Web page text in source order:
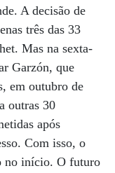
A decisão de
três das 33
Mas na sexta-
Garzón, que
em outubro de
outras 30
após
Com isso, o
no início. O futuro